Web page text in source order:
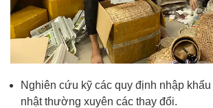
Nghiên cứu kỹ các quy định nhập
nhật thường xuyên các thay đổi.